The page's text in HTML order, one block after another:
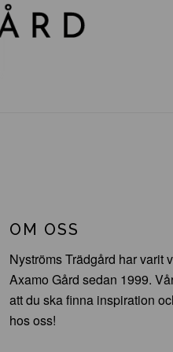
OM OSS
Nyströms Trädgård har varit
Axamo Gård sedan 1999.
att du ska finna inspiration
hos oss!